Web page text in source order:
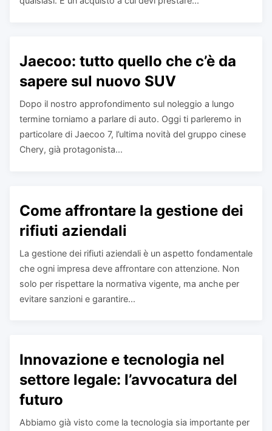
Jaecoo: tutto quello che c’è da
sapere sul nuovo SUV
Dopo il nostro approfondimento sul noleggio a lungo
termine torniamo a parlare di auto. Oggi ti parleremo in
particolare di Jaecoo 7, l’ultima novità del gruppo cinese
Chery, già protagonista...
Come affrontare la gestione dei
rifiuti aziendali
La gestione dei rifiuti aziendali è un aspetto fondamentale
che ogni impresa deve affrontare con attenzione. Non
solo per rispettare la normativa vigente, ma anche per
evitare sanzioni e garantire...
Innovazione e tecnologia nel
settore legale: l’avvocatura del
futuro
Abbiamo già visto come la tecnologia sia importante per